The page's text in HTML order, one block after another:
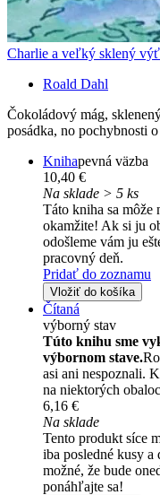
Charlie a veľký sklený
Roald Dahl
Čokoládový mág,
posádka, no pochybnosti
Knihapevná väzba
10,40 €
Na sklade > 5 ks
Táto kniha sa
okamžite! Ak si ju
odošleme vám ju
pracovný deň.
Pridať do zoznamu
Vložiť do košíka
Čítaná
výborný stav
Túto knihu sme
výbornom stave.
asi ani nespoznali.
na niektorých
6,16 €
Na sklade
Tento produkt síce
iba posledné kusy a
možné, že bude
ponáhľajte sa!